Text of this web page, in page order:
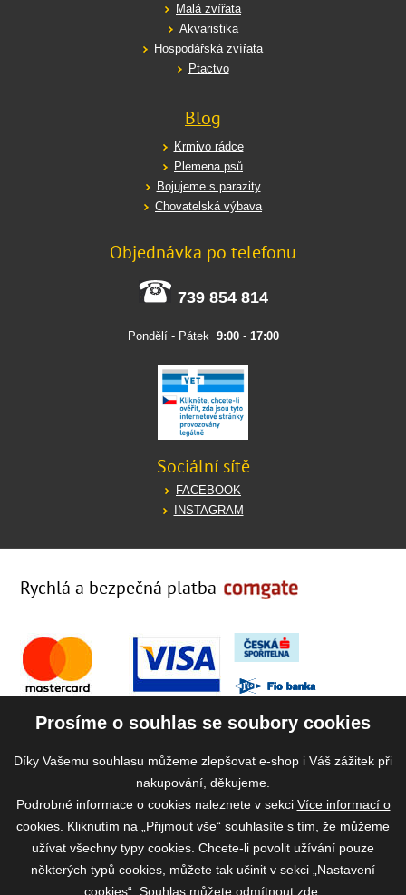
Malá zvířata
Akvaristika
Hospodářská zvířata
Ptactvo
Blog
Krmivo rádce
Plemena psů
Bojujeme s parazity
Chovatelská výbava
Objednávka po telefonu
739 854 814
Pondělí - Pátek 9:00- 17:00
Sociální sítě
FACEBOOK
INSTAGRAM
Rychlá a bezpečná platba
Prosíme o souhlas se soubory cookies
Díky Vašemu souhlasu můžeme zlepšovat e-shop i Váš zážitek při
nakupování, děkujeme.
Podrobné informace o cookies naleznete v sekci Více informací o
cookies . Kliknutím na „Přijmout vše“ souhlasíte s tím, že můžeme
užívat všechny typy cookies. Chcete-li povolit užívání pouze
některých typů cookies, můžete tak učinit v sekci „Nastavení
cookies“. Souhlas můžete odmítnout zde